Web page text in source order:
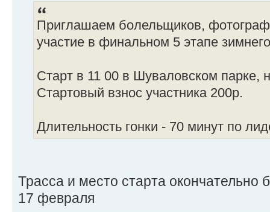
Приглашаем болельщиков,
участие в финальном 5 этапе
Старт в 11 00 в Шуваловском парке,
Стартовый взнос участника 200р.
Длительность гонки - 70 минут по
Трасса и место старта окончательно
17 февраля